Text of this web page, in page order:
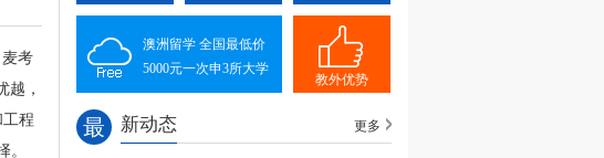
考
越，
程
。
澳洲留学 全国最低价
5000元一次申3所大学
教外优势
最 新动态 更多